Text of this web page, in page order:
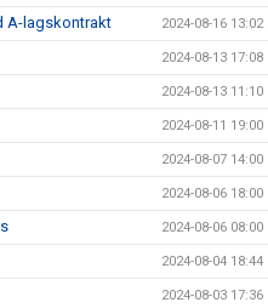
A-lagskontrakt 2024-08-16 13:02
2024-08-13 17:08
2024-08-13 11:10
2024-08-11 19:00
2024-08-07 14:00
2024-08-06 18:00
2024-08-06 08:00
2024-08-04 18:44
2024-08-03 17:36